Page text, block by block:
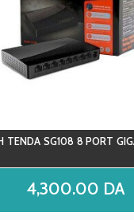
TENDA SG108 8 PORT
4,300.00 DA